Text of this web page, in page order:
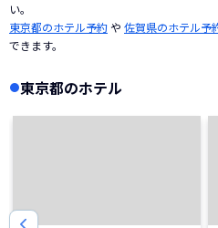
い。
東京都のホテル予約 や 佐賀県のホテル予
できます。
東京都のホテル